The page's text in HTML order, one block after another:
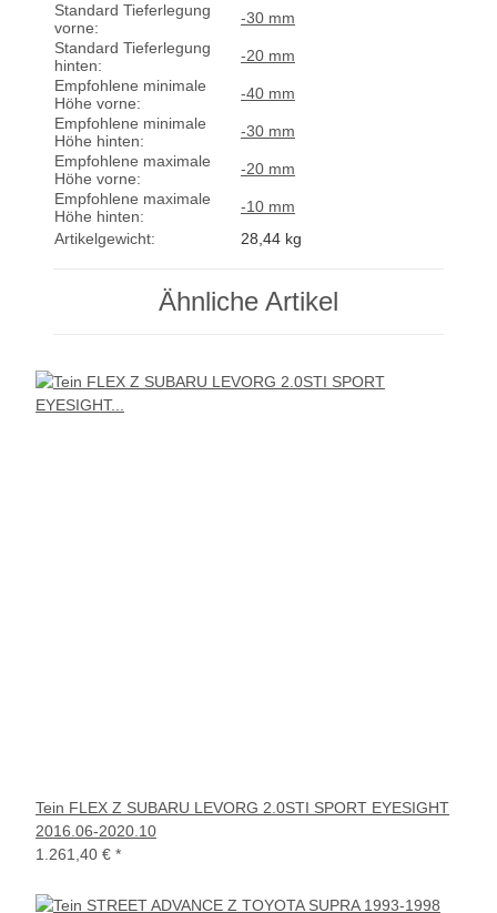
Standard Tieferlegung
vorne:
-30 mm
Standard Tieferlegung
hinten:
-20 mm
Empfohlene minimale
Höhe vorne:
-40 mm
Empfohlene minimale
Höhe hinten:
-30 mm
Empfohlene maximale
Höhe vorne:
-20 mm
Empfohlene maximale
Höhe hinten:
-10 mm
Artikelgewicht:
28,44 kg
Ähnliche Artikel
Tein FLEX Z SUBARU LEVORG 2.0STI SPORT EYESIGHT
2016.06-2020.10
1.261,40 € *